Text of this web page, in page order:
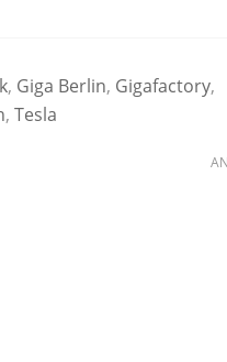
, Giga Berlin, Gigafactory,
, Tesla